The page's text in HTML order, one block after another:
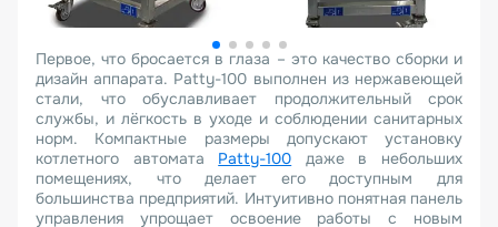
Первое, что бросается в глаза – это качество сборки и
дизайн аппарата. Patty-100 выполнен из нержавеющей
стали, что обуславливает продолжительный срок
службы, и лёгкость в уходе и соблюдении санитарных
норм. Компактные размеры допускают установку
котлетного автомата Patty-100 даже в небольших
помещениях, что делает его доступным для
большинства предприятий. Интуитивно понятная панель
управления упрощает освоение работы с новым